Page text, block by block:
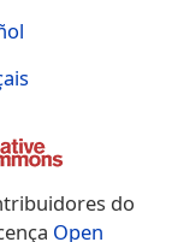
do
Open